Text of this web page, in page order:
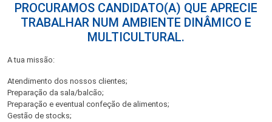
PROCURAMOS CANDIDATO(A) QUE APRECIE
TRABALHAR NUM AMBIENTE DINÂMICO E
MULTICULTURAL.
A tua missão:
Atendimento dos nossos clientes;
Preparação da sala/balcão;
Preparação e eventual confeção de alimentos;
Gestão de stocks;